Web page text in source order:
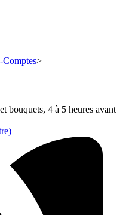
Comptes
bouquets, 4 à 5 heures avant